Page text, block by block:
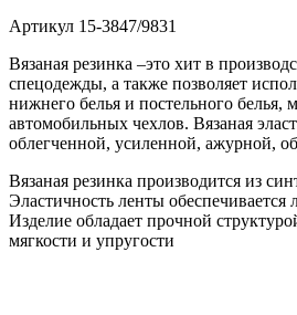
Артикул 15-3847/9831
Вязаная резинка –это хит в
спецодежды, а также позволяет
нижнего белья и постельного белья,
автомобильных чехлов. Вязаная
облегченной, усиленной, ажурной,
Вязаная резинка производится из
Эластичность ленты
Изделие обладает прочной
мягкости и упругости